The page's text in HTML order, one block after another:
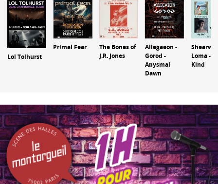
Lol Tolhurst
Primal Fear
The Bones of
J.R. Jones
Allegaeon -
Gorod -
Abysmal
Dawn
Loma -
Kind